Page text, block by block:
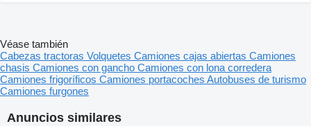
Anuncios similares
Véase también
Cabezas tractoras Volquetes Camiones cajas abiertas Camiones
chasis Camiones con gancho Camiones con lona corredera
Camiones frigoríficos Camiones portacoches Autobuses de turismo
Camiones furgones